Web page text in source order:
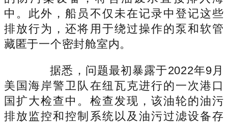
中。此外，船员不仅未在记录中登记这些
排放行为，还将用于绕过操作的泵和软管
藏匿于一个密封舱室内。
据悉，问题最初暴露于2022年9月
美国海岸警卫队在纽瓦克进行的一次港口
国扩大检查中。检查发现，该油轮的油污
排放监控和控制系统以及油污过滤设备存